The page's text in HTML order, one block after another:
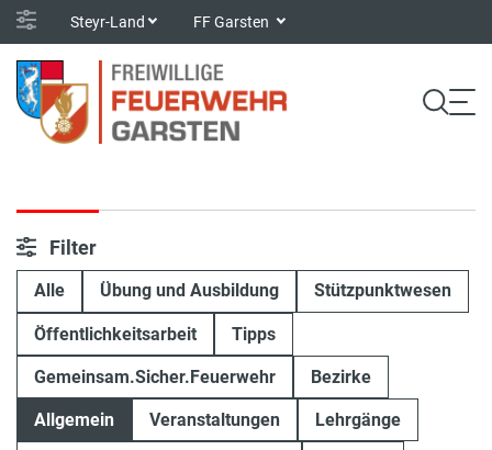
Steyr-Land FF Garsten
Filter
Alle Übung und Ausbildung Stützpunktwesen
Öffentlichkeitsarbeit Tipps
Gemeinsam.Sicher.Feuerwehr Bezirke
Allgemein Veranstaltungen Lehrgänge